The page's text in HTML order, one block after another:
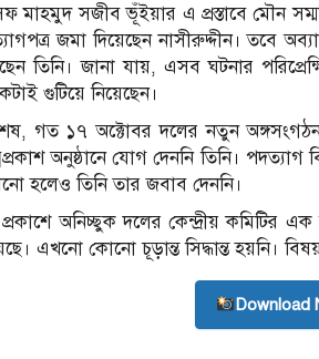
মাহমুদ সজীব ভূঁইয়ার এ প্রস্তাবে মৌন
জমা দিয়েছেন নাসীরুদ্দীন। তবে
তিনি। জানা যায়, এসব ঘটনার
গুটিয়ে নিয়েছেন।
গত ১৭ অক্টোবর দলের নতুন
অনুষ্ঠানে যোগ দেননি তিনি।
হলেও তিনি তার জবাব দেননি।
অনিচ্ছুক দলের কেন্দ্রীয় কমিটির
এখনো কোনো চূড়ান্ত সিদ্ধান্ত হয়নি।
Download